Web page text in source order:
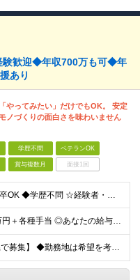
歓迎◆年収700万も可◆年
あり
やってみたい」だけでもOK。 安定
ノづくりの面白さを味わいません
学歴不問 ベテランOK
賞与複数月 面接1回
◆未経験・第二新卒OK ◆学歴不問 ☆経験者・下記、資格保有者歓迎します。
月給25万円～50万円＋各種手当 ◎あなたの給与は、これまでの経験や能力を考慮の上、決定します！ ◎待遇条件の詳細は面接でご相談ください。 ◎残業代は全額別途支給します ★前職給与を考慮します！
【全国47都道府県で募集】 ◆勤務地は希望を考慮 ◆転勤なし ◆U・I・Jターン歓迎！ ◆基本直行直帰 ＼積極採用中／ 関東：東京都、神奈川県、埼玉県、千葉県 北陸：富山県、石川県、福井県 東海：愛